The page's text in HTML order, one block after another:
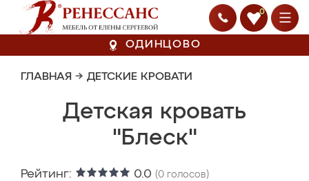
0
ОДИНЦОВО
ГЛАВНАЯ → ДЕТСКИЕ КРОВАТИ
Детская кровать
"Блеск"
Рейтинг: 0.0 (0 голосов)